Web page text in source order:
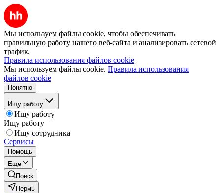
Мы используем файлы cookie, чтобы обеспечивать
правильную работу нашего веб-сайта и анализировать сетевой
трафик.
Правила использования файлов cookie
Мы используем файлы cookie. Правила использования
файлов cookie
Понятно
Ищу работу
Ищу работу
Ищу работу
Ищу сотрудника
Сервисы
Помощь
Ещё
Поиск
Пермь